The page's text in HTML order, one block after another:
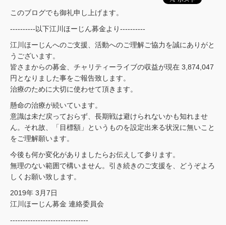
このブログでも御礼申し上げます。
----------以下江川ほーじん募金より----------
江川ほーじんへのご支援、活動へのご理解ご協力を誠にありがと
うございます。
皆さまからの募金、チャリティーライブの収益が現在 3,874,047
円となりました事をご報告致します。
治療のために大切に使わせて頂きます。
懸命の治療が続いています。
意識は未だ戻っておらず、長期戦は避けられないかも知れませ
ん。それ故、「目標額」というものを設定出来る状況に無いこと
をご理解願います。
今後も何か変化がありましたらお伝えして参ります。
無理のない範囲で構いません。引き続きのご支援を、どうぞよろ
しくお願い致します。
2019年 3月7日
江川ほーじん募金 連絡委員会
-------------------------------